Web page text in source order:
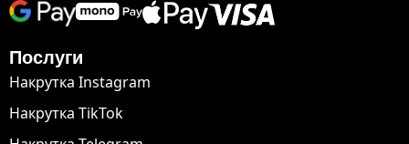
Послуги
Накрутка Instagram
Накрутка TikTok